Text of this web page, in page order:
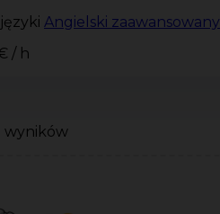
Angielski zaawansowany
/ h
wyników